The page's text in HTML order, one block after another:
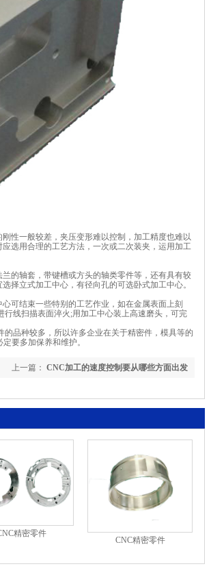
性一般较差，夹压变形难以控制，加工精度也难以
选用合理的工艺方法，一次或二次装夹，运用加工
的轴套，带键槽或方头的轴类零件等，还有具有较
择立式加工中心，有径向孔的可选卧式加工中心。
可结束一些特别的工艺作业，如在金属表面上刻
线扫描表面淬火;用加工中心装上高速磨头，可完
的品种较多，所以许多企业在关于精密件，模具等的
要多加保养和维护。
上一篇： CNC加工的速度控制要从哪些方面出发
精密零件
CNC精密零件